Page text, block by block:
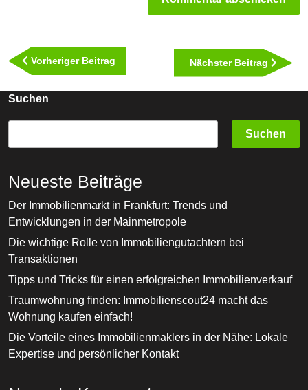
Vorheriger Beitrag
Beitrag
Nächster Beitrag
Suchen
Suchen
Neueste Beiträge
Der Immobilienmarkt in Frankfurt: Trends und
Entwicklungen in der Mainmetropole
Die wichtige Rolle von Immobiliengutachtern bei
Transaktionen
Tipps und Tricks für einen erfolgreichen Immobilienverkauf
Traumwohnung finden: Immobilienscout24 macht das
Wohnung kaufen einfach!
Die Vorteile eines Immobilienmaklers in der Nähe: Lokale
Expertise und persönlicher Kontakt